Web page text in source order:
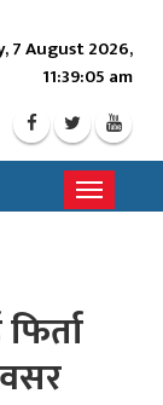
7 August 2026,
11:39:07 am
Toggle